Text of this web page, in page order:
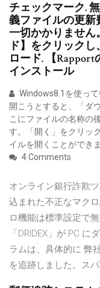
チェックマーク.
義ファイルの更
一切かかりません
ド】をクリック
ロード. 【Rapport
インストール
Windows8.1を使っ
開こうとすると、「ダ
こにファイルの名称の
す。「開く」をクリッ
イルを開くことができ
4 Comments
オンライン銀行詐欺
込まれた不正なマク
ロ機能は標準設定で
「DRIDEX」が PC
ラムは、具体的に 弊
を追跡しました。ス